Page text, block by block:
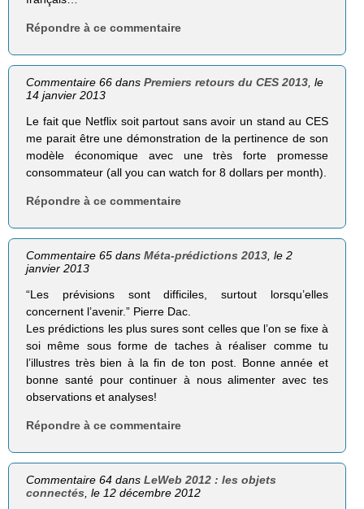
Répondre à ce commentaire
Commentaire 66 dansPremiers retours du CES 2013 , le
14 janvier 2013
Le fait que Netflix soit partout sans avoir un stand au CES
me parait être une démonstration de la pertinence de son
modèle économique avec une très forte promesse
consommateur (all you can watch for 8 dollars per month).
Répondre à ce commentaire
Commentaire 65 dansMéta-prédictions 2013 , le 2
janvier 2013
“Les prévisions sont difficiles, surtout lorsqu’elles
concernent l’avenir.” Pierre Dac.
Les prédictions les plus sures sont celles que l’on se fixe à
soi même sous forme de taches à réaliser comme tu
l’illustres très bien à la fin de ton post. Bonne année et
bonne santé pour continuer à nous alimenter avec tes
observations et analyses!
Répondre à ce commentaire
Commentaire 64 dansLeWeb 2012 : les objets
connectés , le 12 décembre 2012